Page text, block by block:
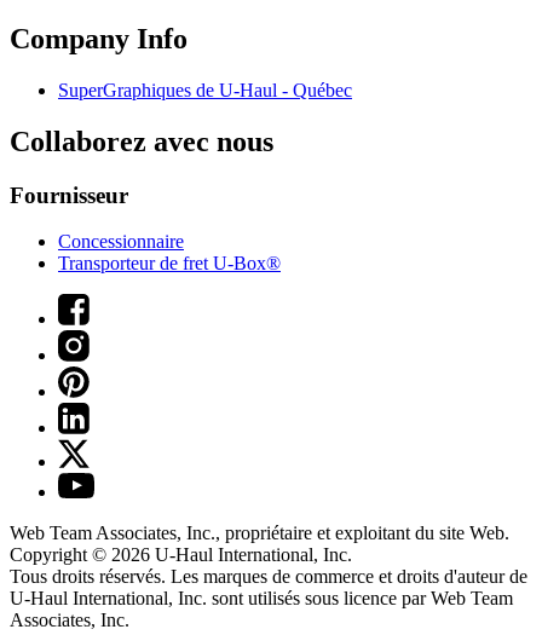
Company Info
SuperGraphiques de U-Haul - Québec
Collaborez avec nous
Fournisseur
Concessionnaire
Transporteur de fret U-Box®
Web Team Associates, Inc., propriétaire et exploitant du site Web.
Copyright © 2026 U-Haul International, Inc.
Tous droits réservés. Les marques de commerce et droits d'auteur de
U-Haul International, Inc. sont utilisés sous licence par Web Team
Associates, Inc.